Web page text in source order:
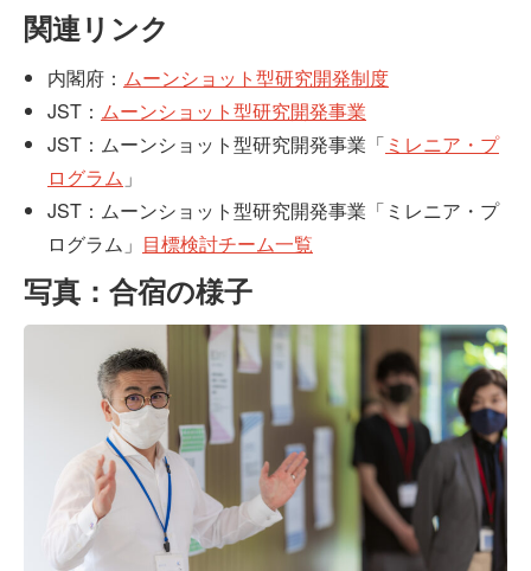
関連リンク
内閣府： ムーンショット型研究開発制度
JST： ムーンショット型研究開発事業
JST：ムーンショット型研究開発事業「 ミレニア・プ
ログラム 」
JST：ムーンショット型研究開発事業「ミレニア・プ
ログラム」 目標検討チーム一覧
写真：合宿の様子